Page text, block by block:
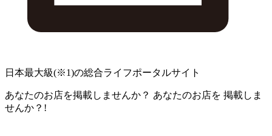
日本最大級(※1)の総合ライフポータルサイト
あなたのお店を掲載しませんか？ あなたのお店を 掲載しま
せんか？!